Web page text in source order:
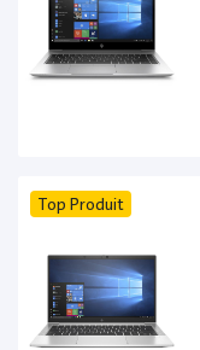
Top Produit